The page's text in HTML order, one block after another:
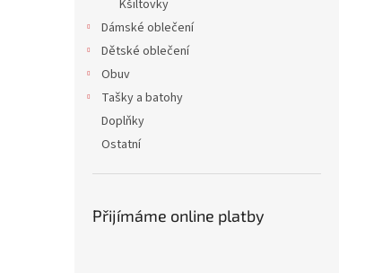
Kšiltovky
Dámské oblečení
Dětské oblečení
Obuv
Tašky a batohy
Doplňky
Ostatní
Přijímáme online platby